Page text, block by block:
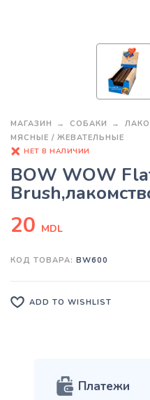
МАГАЗИН СОБАКИ
МЯСНЫЕ / ЖЕВАТЕЛЬНЫЕ
НЕТ В НАЛИЧИИ
BOW WOW
20 MDL
КОД ТОВАРА: BW600
ADD TO WISHLIST
Платежи